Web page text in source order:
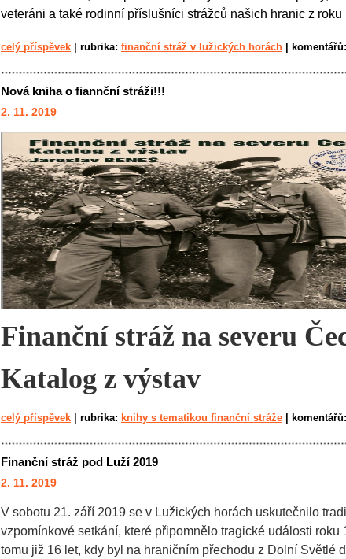
veteráni a také rodinní příslušníci strážců našich hranic z roku
celý příspěvek rubrika: finanční stráž v lužických horách komentářů:
Nová kniha o fiannční stráži!!!
2. 11. 2019
Finanční stráž na severu
Katalog z výstav
celý příspěvek rubrika: knihy s tematikou finanční stráže komentářů:
Finanční stráž pod Luží 2019
2. 11. 2019
V sobotu 21. září 2019 se v Lužických horách uskutečnilo
vzpomínkové setkání, které připomnělo tragické události roku
tomu již 16 let, kdy byl na hraničním přechodu z Dolní Světlé